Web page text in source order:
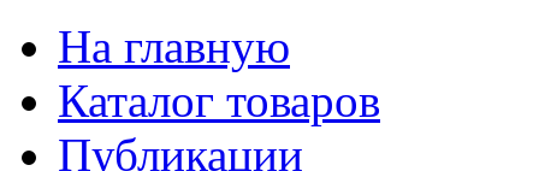
На главную
Каталог товаров
Публикации